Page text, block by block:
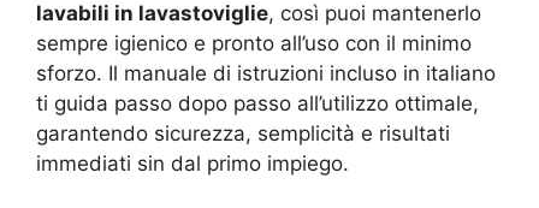
lavabili in lavastoviglie, così puoi mantenerlo
sempre igienico e pronto all’uso con il minimo
sforzo. Il manuale di istruzioni incluso in italiano
ti guida passo dopo passo all’utilizzo ottimale,
garantendo sicurezza, semplicità e risultati
immediati sin dal primo impiego.